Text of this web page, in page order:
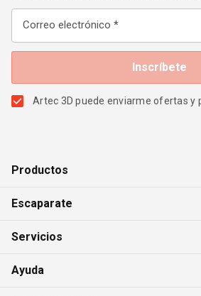
Correo electrónico
Artec 3D puede enviarme ofertas y
Productos
Escaparate
Servicios
Ayuda